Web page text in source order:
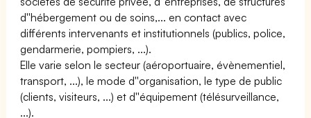
d''hébergement ou de soins,... en contact avec
différents intervenants et institutionnels (publics, police,
gendarmerie, pompiers, ...).
Elle varie selon le secteur (aéroportuaire, évènementiel,
transport, ...), le mode d''organisation, le type de public
(clients, visiteurs, ...) et d''équipement (télésurveillance,
...).